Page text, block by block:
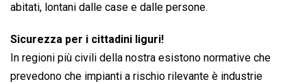
abitati, lontani dalle case e dalle persone.
Sicurezza per i cittadini liguri!
In regioni più civili della nostra esistono normative che
prevedono che impianti a rischio rilevante è industrie